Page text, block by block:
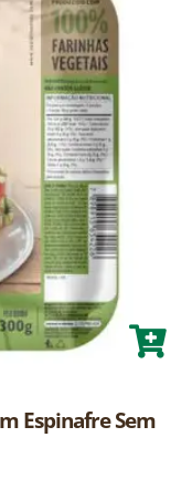
Espinafre Sem